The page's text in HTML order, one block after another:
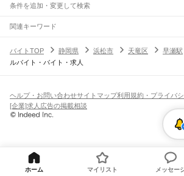
条件を追加・変更して検索
市区町村を追加・変更
静岡県すべて
静岡市すべて
中央区浜名区天竜区
沼津市熱海市 富士市
御前崎市
榛原郡
駅を追加・変更
JR身延線
富士駅柚木駅竪堀駅入山瀬駅 富士宮
芝川駅 稲子駅
水窪駅
JR東海道本線(熱海～浜松)
職種を追加・変更
飲食・フードサービスすべて
ホールスタッフキッチンスタッフ
パン屋（ベーカリー）
バー（
飲食店（店長・マネー
営業テレフォンアポインター（テレアポ） ルートセー
フードカウンター販売員
アパレル
家電量販店・携帯
販売店（店長・マネージャー） その他販売
人気
日払いOK高校生歓迎 髪型・髪色自
留学生・
シフト
土日祝のみOK
平日のみOK 週1日からOK 週2・3日から
雇用形態を追加・変更
派遣社員
業務委託
関連キーワード
バイトTOP
静岡県 浜松市 天竜区 早瀬駅
ルバイト・バイト・求人
ヘルプ・お問い合わせサイトマップ利用規約・プライバ
[企業]求人広告の掲載相談
ホーム マイリスト メッセー